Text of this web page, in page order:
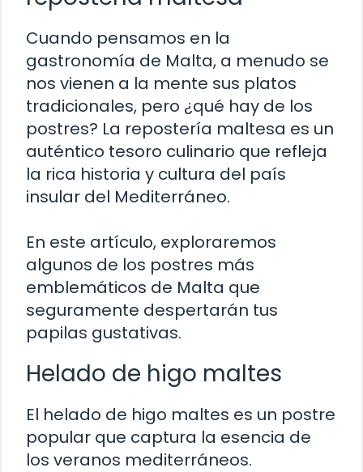
Cuando pensamos en la
gastronomía de Malta, a menudo se
nos vienen a la mente sus platos
tradicionales, pero ¿qué hay de los
postres? La repostería maltesa es un
auténtico tesoro culinario que refleja
la rica historia y cultura del país
insular del Mediterráneo.
En este artículo, exploraremos
algunos de los postres más
emblemáticos de Malta que
seguramente despertarán tus
papilas gustativas.
Helado de higo maltes
El helado de higo maltes es un postre
popular que captura la esencia de
los veranos mediterráneos.